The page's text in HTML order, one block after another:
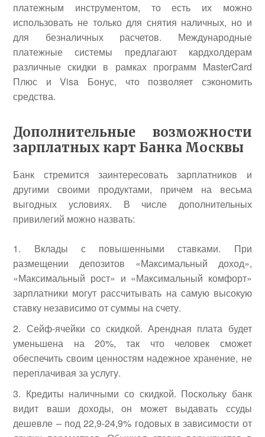
платежным инструментом, то есть их можно
использовать не только для снятия наличных, но и
для безналичных расчетов. Международные
платежные системы предлагают кардхолдерам
различные скидки в рамках программ MasterCard
Плюс и Visa Бонус, что позволяет сэкономить
средства.
Дополнительные возможности
зарплатных карт Банка Москвы
Банк стремится заинтересовать зарплатников и
другими своими продуктами, причем на весьма
выгодных условиях. В числе дополнительных
привилегий можно назвать:
Вклады с повышенными ставками. При
размещении депозитов «Максимальный доход»,
«Максимальный рост» и «Максимальный комфорт»
зарплатники могут рассчитывать на самую высокую
ставку независимо от суммы на счету.
Сейф-ячейки со скидкой. Арендная плата будет
уменьшена на 20%, так что человек сможет
обеспечить своим ценностям надежное хранение, не
переплачивая за услугу.
Кредиты наличными со скидкой. Поскольку банк
видит ваши доходы, он может выдавать ссуды
дешевле – под 22,9-24,9% годовых в зависимости от